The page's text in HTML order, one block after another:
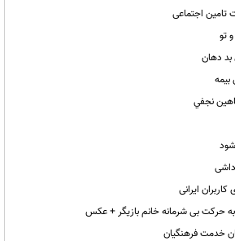
تامین اجتماعی
تو
بیمه
نجفي
حرکت بی شرمانه خانم بازیگر + عکس